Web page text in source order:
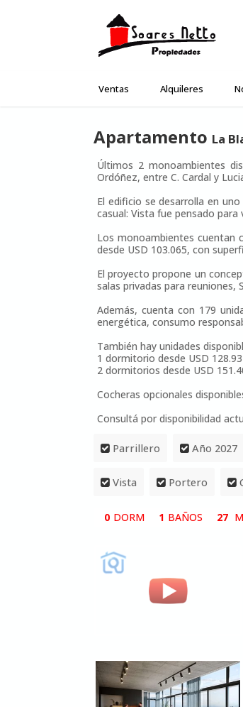
Ventas Alquileres
Apartamento La
Últimos 2 monoambientes
Ordóñez, entre C. Cardal y
El edificio se desarrolla en
casual: Vista fue pensado
Los monoambientes cuentan
desde USD 103.065, con
El proyecto propone un
salas privadas para
Además, cuenta con 179
energética, consumo
También hay unidades
1 dormitorio desde USD
2 dormitorios desde USD
Cocheras opcionales
Consultá por disponibilidad
Parrillero Año 2027
Vista Portero
0 DORM 1 BAÑOS 27